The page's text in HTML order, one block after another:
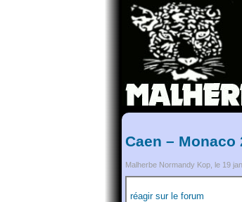
Caen – Monaco
Malherbe Normandy Kop, le 19
réagir sur le forum